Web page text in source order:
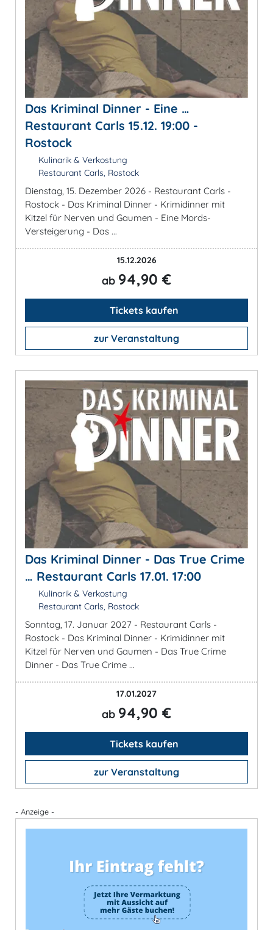
Das Kriminal Dinner - Eine …
Restaurant Carls 15.12. 19:00 -
Rostock
Kulinarik & Verkostung
Restaurant Carls, Rostock
Dienstag, 15. Dezember 2026 - Restaurant Carls -
Rostock - Das Kriminal Dinner - Krimidinner mit
Kitzel für Nerven und Gaumen - Eine Mords-
Versteigerung - Das ...
15.12.2026
ab 94,90 €
Tickets kaufen
zur Veranstaltung
Das Kriminal Dinner - Das True Crime
… Restaurant Carls 17.01. 17:00
Kulinarik & Verkostung
Restaurant Carls, Rostock
Sonntag, 17. Januar 2027 - Restaurant Carls -
Rostock - Das Kriminal Dinner - Krimidinner mit
Kitzel für Nerven und Gaumen - Das True Crime
Dinner - Das True Crime ...
17.01.2027
ab 94,90 €
Tickets kaufen
zur Veranstaltung
- Anzeige -